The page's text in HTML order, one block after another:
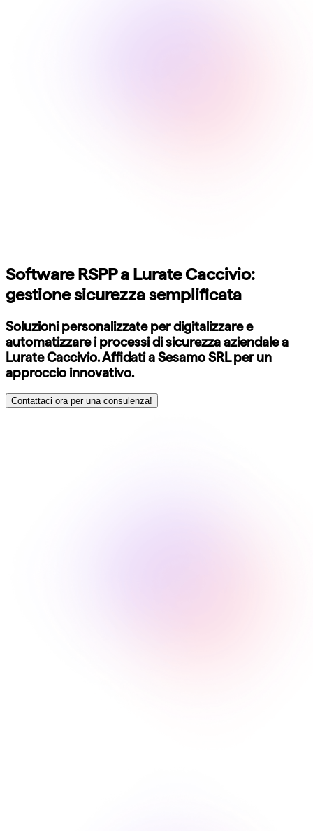
Software RSPP a Lurate Caccivio:
gestione sicurezza semplificata
Soluzioni personalizzate per digitalizzare e
automatizzare i processi di sicurezza aziendale a
Lurate Caccivio. Affidati a Sesamo SRL per un
approccio innovativo.
Contattaci ora per una consulenza!